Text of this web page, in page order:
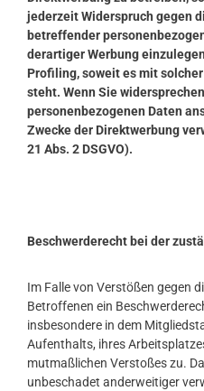
jederzeit Widerspruch gegen
betreffender
derartiger Werbung
Profiling, soweit es mit
steht. Wenn Sie
personenbezogenen Daten
Zwecke der Direktwerbung
21 Abs. 2 DSGVO).
Beschwerderecht bei der
Im Falle von Verstößen gegen
Betroffenen ein
insbesondere in dem
Aufenthalts, ihres
mutmaßlichen Verstoßes zu.
unbeschadet anderweitiger